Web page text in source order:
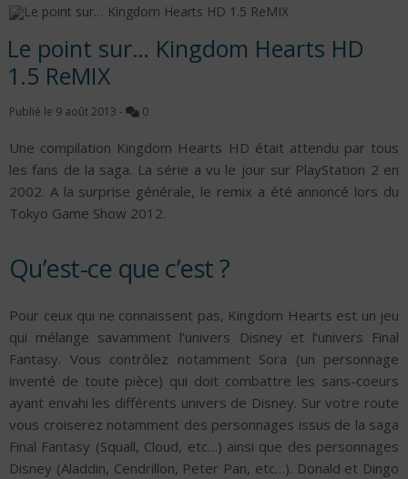
Le point sur… Kingdom Hearts HD
1.5 ReMIX
Publié le 9 août 2013 - 0
Une compilation Kingdom Hearts HD était attendu par tous
les fans de la saga. La série a vu le jour sur PlayStation 2 en
2002. A la surprise générale, le remix a été annoncé lors du
Tokyo Game Show 2012.
Qu’est-ce que c’est ?
Pour ceux qui ne connaissent pas, Kingdom Hearts est un jeu
qui mélange savamment l’univers Disney et l’univers Final
Fantasy. Vous contrôlez notamment Sora (un personnage
inventé de toute pièce) qui doit combattre les sans-coeurs
ayant envahi les différents univers de Disney. Sur votre route
vous croiserez notamment des personnages issus de la saga
Final Fantasy (Squall, Cloud, etc…) ainsi que des personnages
Disney (Aladdin, Cendrillon, Peter Pan, etc…). Donald et Dingo